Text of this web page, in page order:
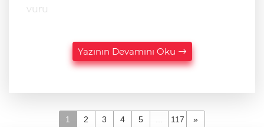
vuru
Yazının Devamını Oku
1 2 3 4 5 ... 117 »